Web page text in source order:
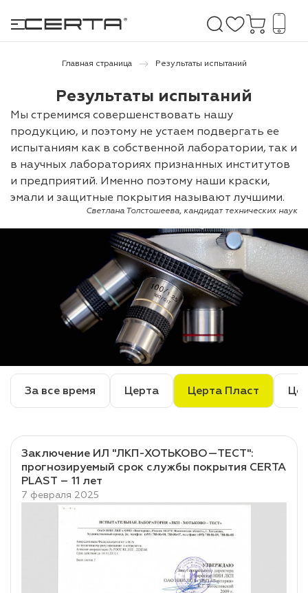
покрытия
и дачи
бетону,
Главная страница Результаты испытаний
Результаты испытаний
Мы стремимся совершенствовать нашу
продукцию, и поэтому не устаем подвергать ее
испытаниям как в собственной лаборатории, так и
в научных лабораториях признанных институтов
и предприятий. Именно поэтому наши краски,
эмали и защитные покрытия называют лучшими.
Светлана Толстошеева, кандидат технических наук
За все время Церта Церта Пласт
Заключение ИЛ "ЛКП-ХОТЬКОВО—ТЕСТ":
прогнозируемый срок службы покрытия CERTA
PLAST – 11 лет
7 февраля 2025